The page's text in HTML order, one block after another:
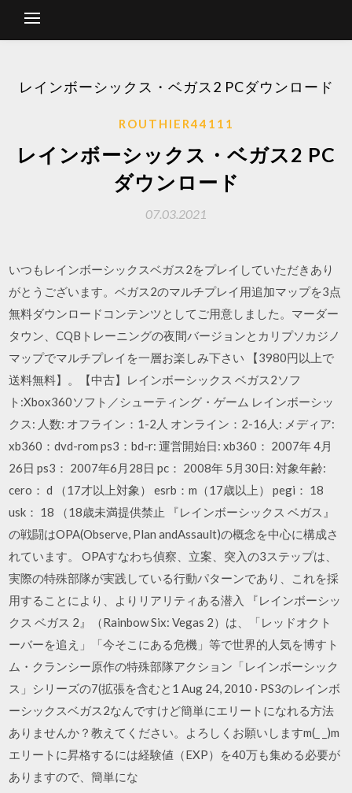
レインボーシックス・ベガス2 PCダウンロード
ROUTHIER44111
レインボーシックス・ベガス2 PC
ダウンロード
07.03.2021
いつもレインボーシックスベガス2をプレイしていただきあり
がとうございます。ベガス2のマルチプレイ用追加マップを3点
無料ダウンロードコンテンツとしてご用意しました。マーダー
タウン、CQBトレーニングの夜間バージョンとカリプソカジノ
マップでマルチプレイを一層お楽しみ下さい 【3980円以上で
送料無料】。【中古】レインボーシックス ベガス2ソフ
ト:Xbox360ソフト／シューティング・ゲーム レインボーシッ
クス: 人数: オフライン：1-2人 オンライン：2-16人: メディア:
xb360：dvd-rom ps3：bd-r: 運営開始日: xb360： 2007年 4月
26日 ps3： 2007年6月28日 pc： 2008年 5月30日: 対象年齢:
cero： d （17才以上対象） esrb：m（17歳以上） pegi： 18
usk： 18 （18歳未満提供禁止 『レインボーシックス ベガス』
の戦闘はOPA(Observe, Plan andAssault)の概念を中心に構成さ
れています。 OPAすなわち偵察、立案、突入の3ステップは、
実際の特殊部隊が実践している行動パターンであり、これを採
用することにより、よりリアリティある潜入 『レインボーシッ
クス ベガス 2』（Rainbow Six: Vegas 2）は、「レッドオクト
ーバーを追え」「今そこにある危機」等で世界的人気を博すト
ム・クランシー原作の特殊部隊アクション「レインボーシック
ス」シリーズの7(拡張を含むと1 Aug 24, 2010 · PS3のレインボ
ーシックスベガス2なんですけど簡単にエリートになれる方法
ありませんか？教えてください。よろしくお願いしますm(_ _)m
エリートに昇格するには経験値（EXP）を40万も集める必要が
ありますので、簡単にな